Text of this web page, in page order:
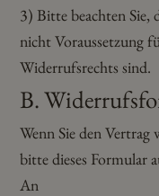
3) Bitte beachten Sie,
nicht Voraussetzung
Widerrufsrechts sind.
B.
Wenn Sie den
bitte dieses Formular
An